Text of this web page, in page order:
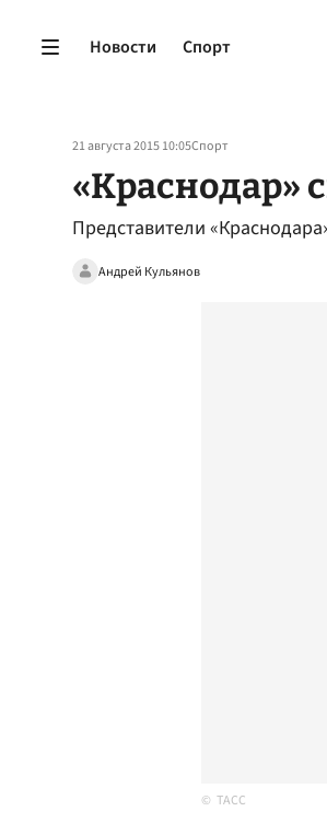
Новости Спорт
21 августа 2015 10:05Спорт
«Краснодар»
Представители
Андрей Кульянов
ТАСС